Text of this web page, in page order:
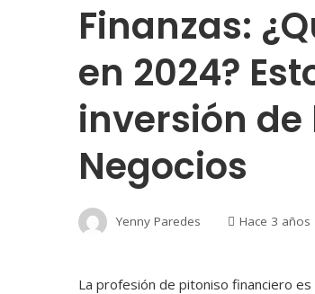
Finanzas:
en 2024?
inversión de
Negocios
Yenny Paredes Hace 3 años
La profesión de pitoniso financiero